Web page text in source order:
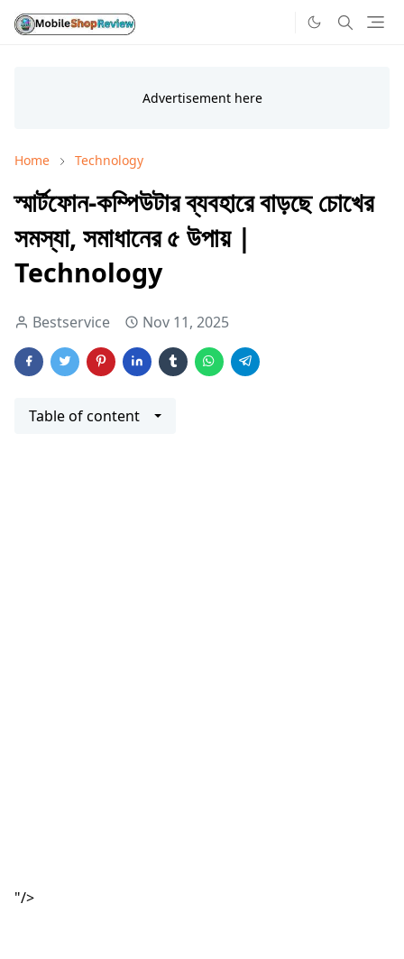
Home Technology
স্মার্টফোন-কম্পিউটার ব্যবহারে বাড়ছে চোখের
সমস্যা, সমাধানের ৫ উপায় |
Technology
Bestservice Nov 11, 2025
Table of content
"/>